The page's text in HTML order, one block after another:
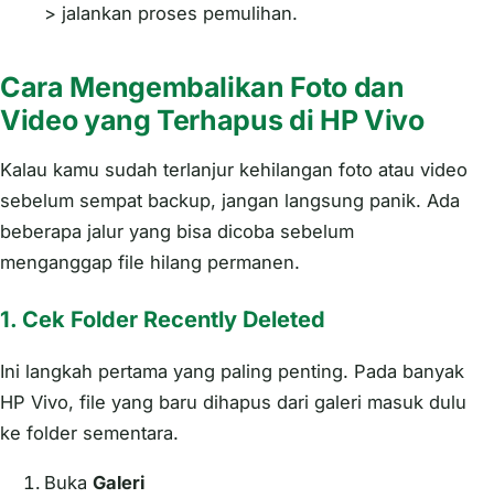
> jalankan proses pemulihan.
Cara Mengembalikan Foto dan
Video yang Terhapus di HP Vivo
Kalau kamu sudah terlanjur kehilangan foto atau video
sebelum sempat backup, jangan langsung panik. Ada
beberapa jalur yang bisa dicoba sebelum
menganggap file hilang permanen.
1. Cek Folder Recently Deleted
Ini langkah pertama yang paling penting. Pada banyak
HP Vivo, file yang baru dihapus dari galeri masuk dulu
ke folder sementara.
Buka Galeri